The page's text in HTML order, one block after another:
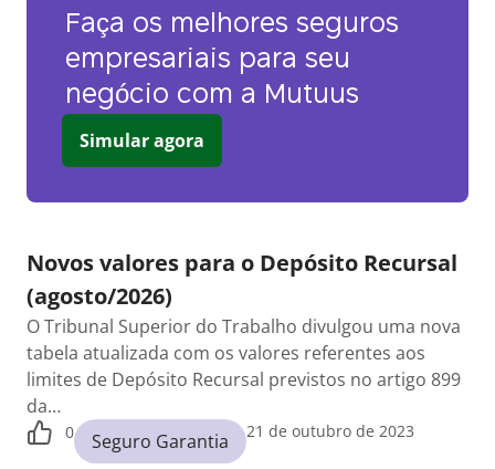
Faça os melhores seguros
empresariais para seu
negócio com a Mutuus
Simular agora
Novos valores para o Depósito Recursal
(agosto/2026)
O Tribunal Superior do Trabalho divulgou uma nova
tabela atualizada com os valores referentes aos
limites de Depósito Recursal previstos no artigo 899
da…
0 Seguro Garantia 21 de outubro de 2023